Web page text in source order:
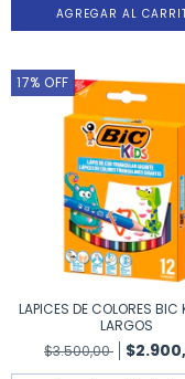
17% OFF
LAPICES DE COLORES BIC
LARGOS
$3.500,00